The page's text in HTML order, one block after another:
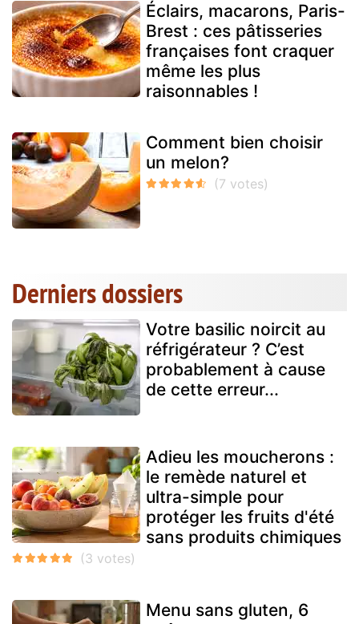
Éclairs, macarons, Paris-
Brest : ces pâtisseries
françaises font craquer
même les plus
raisonnables !
Comment bien choisir
un melon?
Derniers dossiers
Votre basilic noircit au
réfrigérateur ? C’est
probablement à cause
de cette erreur...
Adieu les moucherons :
le remède naturel et
ultra-simple pour
protéger les fruits d'été
sans produits chimiques
Menu sans gluten, 6